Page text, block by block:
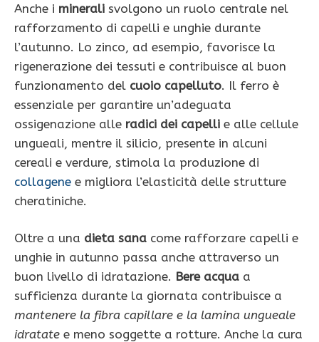
Anche i minerali svolgono un ruolo centrale nel
rafforzamento di capelli e unghie durante
l’autunno. Lo zinco, ad esempio, favorisce la
rigenerazione dei tessuti e contribuisce al buon
funzionamento del cuoio capelluto. Il ferro è
essenziale per garantire un’adeguata
ossigenazione alle radici dei capelli e alle cellule
ungueali, mentre il silicio, presente in alcuni
cereali e verdure, stimola la produzione di
collagene e migliora l’elasticità delle strutture
cheratiniche.
Oltre a una dieta sana come rafforzare capelli e
unghie in autunno passa anche attraverso un
buon livello di idratazione. Bere acqua a
sufficienza durante la giornata contribuisce a
mantenere la fibra capillare e la lamina ungueale
idratate e meno soggette a rotture. Anche la cura